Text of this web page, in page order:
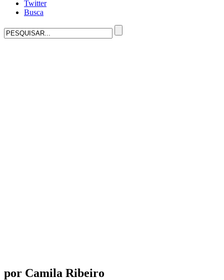
Twitter
Busca
por Camila Ribeiro